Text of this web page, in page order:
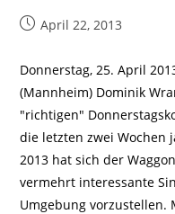
BeitragApril 22, 2013
Donnerstag, 25. April
(Mannheim) Dominik
"richtigen"
die letzten zwei Wochen
2013 hat sich der
vermehrt interessante
Umgebung vorzustellen.